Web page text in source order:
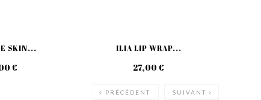
SKIN...
€
ILIA LIP WRAP...
27,00 €
PRÉCÉDENT SUIVANT